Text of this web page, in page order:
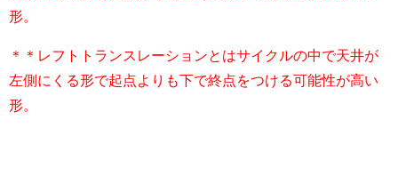
形。
＊＊レフトトランスレーションとはサイクルの中で天井が
左側にくる形で起点よりも下で終点をつける可能性が高い
形。